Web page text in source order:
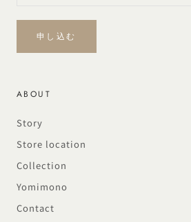
申し込む
ABOUT
Story
Store location
Collection
Yomimono
Contact